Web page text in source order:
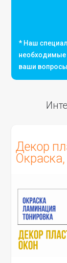
* Наш
необходимые
ваши
Декор